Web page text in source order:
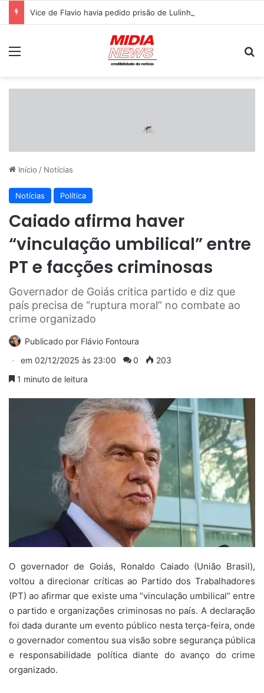
Vice de Flavio havia pedido prisão de Lulinha
Início / Notícias
Notícias Política
Caiado afirma haver
“vinculação umbilical” entre
PT e facções criminosas
Governador de Goiás critica partido e diz que
país precisa de “ruptura moral” no combate ao
crime organizado
Publicado por Flávio Fontoura
em 02/12/2025 às 23:00 0
203
1 minuto de leitura
O governador de Goiás, Ronaldo Caiado (União Brasil),
voltou a direcionar críticas ao Partido dos Trabalhadores
(PT) ao afirmar que existe uma “vinculação umbilical” entre
o partido e organizações criminosas no país. A declaração
foi dada durante um evento público nesta terça-feira, onde
o governador comentou sua visão sobre segurança pública
e responsabilidade política diante do avanço do crime
organizado.